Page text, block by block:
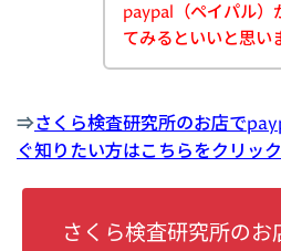
paypal（ペイパル）
てみるといいと思い
⇒さくら検査研究所のお店で
ぐ知りたい方はこちらをクリック
さくら検査研究所の